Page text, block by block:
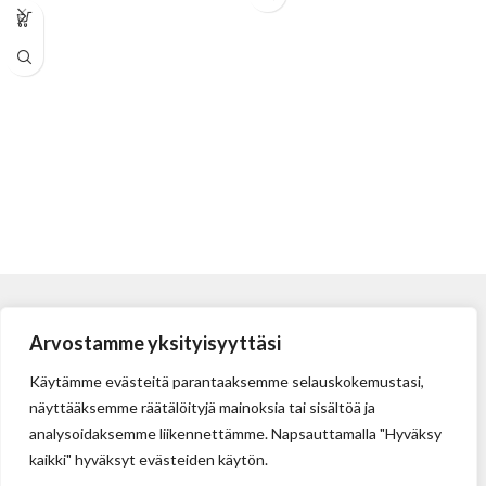
Arvostamme yksityisyyttäsi
Käytämme evästeitä parantaaksemme selauskokemustasi,
näyttääksemme räätälöityjä mainoksia tai sisältöä ja
analysoidaksemme liikennettämme. Napsauttamalla "Hyväksy
kaikki" hyväksyt evästeiden käytön.
turvallisiin leikkuutehtäviin.
Paksuus: 0,63 mm
Tehdas